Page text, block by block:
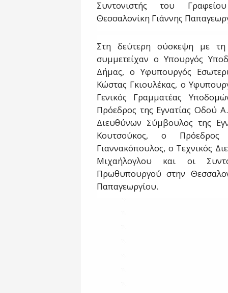
Συντονιστής του
Θεσσαλονίκη Γιάννης
Στη δεύτερη σύσκεψη με τη
συμμετείχαν ο Υπουργός
Δήμας, ο Υφυπουργός
Κώστας Γκιουλέκας, ο
Γενικός Γραμματέας
Πρόεδρος της Εγνατίας Οδού
Διευθύνων Σύμβουλος της
Κουτσούκος, ο
Γιαννακόπουλος, ο Τεχνικός
Μιχαήλογλου και οι
Πρωθυπουργού στην
Παπαγεωργίου.